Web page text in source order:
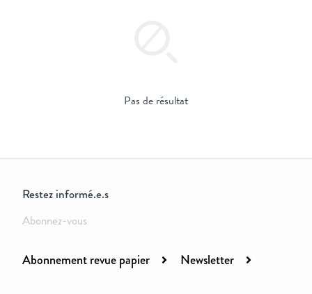
Pas de résultat
Restez informé.e.s
Abonnez-vous
Abonnement revue papier Newsletter